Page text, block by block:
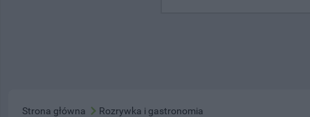
Strona główna Rozrywka i gastronomia